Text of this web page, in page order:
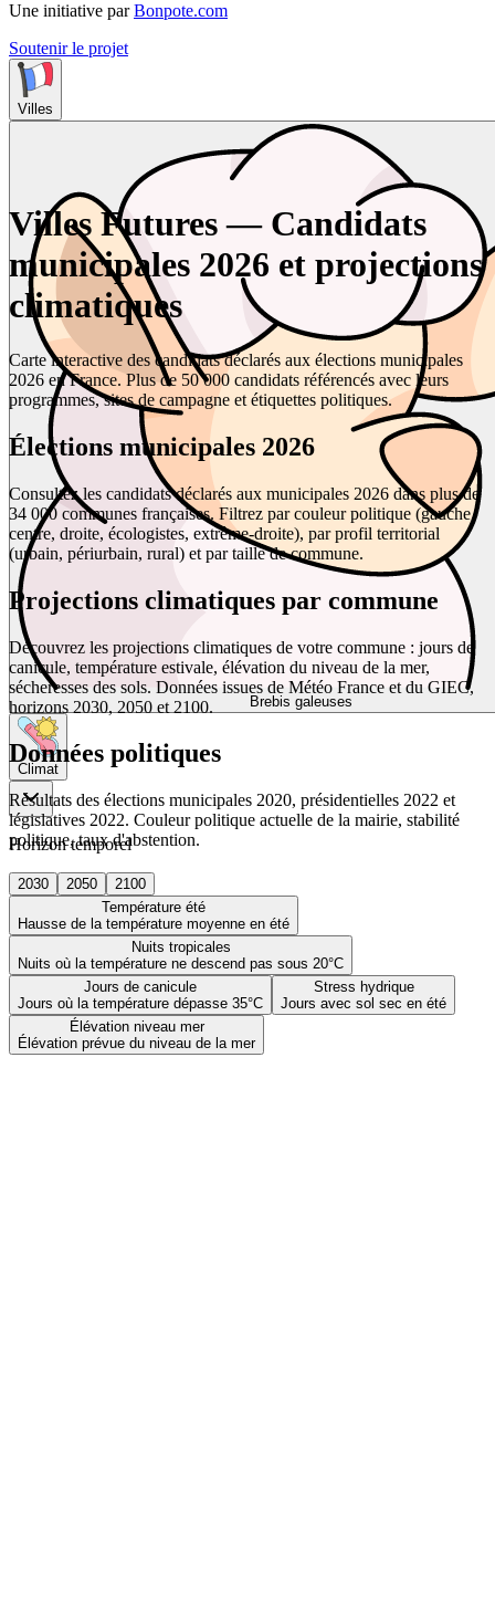
Une initiative par Bonpote.com
Soutenir le projet
Villes
Brebis galeuses
Climat
Horizon temporel
2030 2050
2100
Température été
Hausse de la température moyenne en été
Nuits tropicales
Nuits où la température ne descend pas sous 20°C
Jours de canicule
Jours où la température dépasse 35°C
Stress hydrique
Jours avec sol sec en été
Élévation niveau mer
Élévation prévue du niveau de la mer
Villes Futures — Candidats
municipales 2026 et projections
climatiques
Carte interactive des candidats déclarés aux élections municipales
2026 en France. Plus de 50 000 candidats référencés avec leurs
programmes, sites de campagne et étiquettes politiques.
Élections municipales 2026
Consultez les candidats déclarés aux municipales 2026 dans plus de
34 000 communes françaises. Filtrez par couleur politique (gauche,
centre, droite, écologistes, extrême-droite), par profil territorial
(urbain, périurbain, rural) et par taille de commune.
Projections climatiques par commune
Découvrez les projections climatiques de votre commune : jours de
canicule, température estivale, élévation du niveau de la mer,
sécheresses des sols. Données issues de Météo France et du GIEC,
horizons 2030, 2050 et 2100.
Données politiques
Résultats des élections municipales 2020, présidentielles 2022 et
législatives 2022. Couleur politique actuelle de la mairie, stabilité
politique, taux d'abstention.